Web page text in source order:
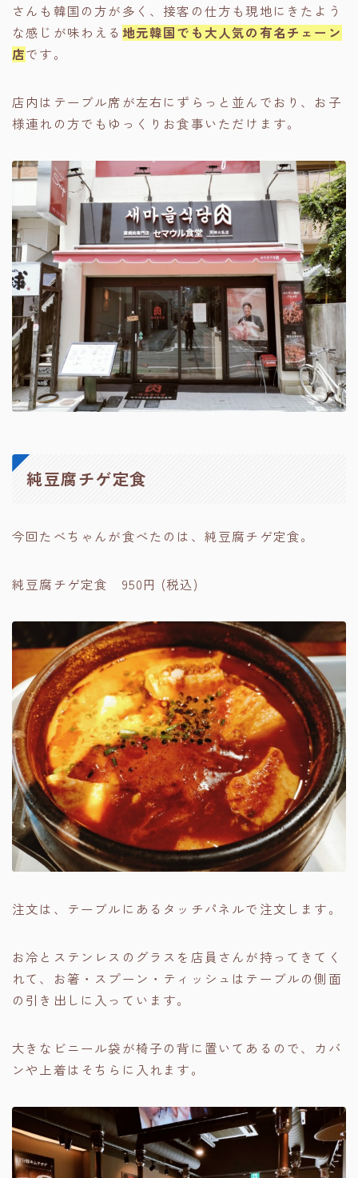
さんも韓国の方が多く、接客の仕方も現地にきたよう
な感じが味わえる 地元韓国でも大人気の有名チェーン
店です。
店内はテーブル席が左右にずらっと並んでおり、お子
様連れの方でもゆっくりお食事いただけます。
純豆腐チゲ定食
今回たべちゃんが食べたのは、純豆腐チゲ定食。
純豆腐チゲ定食 950円 (税込)
注文は、テーブルにあるタッチパネルで注文します。
お冷とステンレスのグラスを店員さんが持ってきてく
れて、お箸・スプーン・ティッシュはテーブルの側面
の引き出しに入っています。
大きなビニール袋が椅子の背に置いてあるので、カバ
ンや上着はそちらに入れます。